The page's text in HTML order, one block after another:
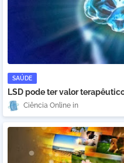
SAÚDE
LSD pode ter valor
Ciência Online